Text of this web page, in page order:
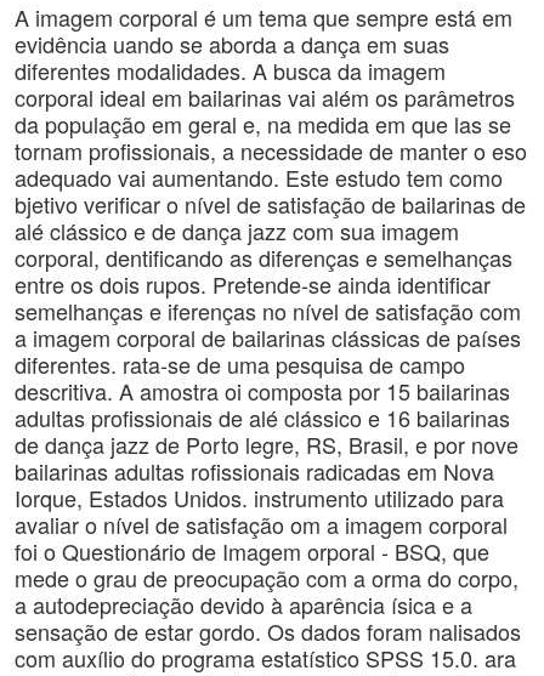
A imagem corporal é um tema que sempre está em
evidência uando se aborda a dança em suas
diferentes modalidades. A busca da imagem
corporal ideal em bailarinas vai além os parâmetros
da população em geral e, na medida em que las se
tornam profissionais, a necessidade de manter o eso
adequado vai aumentando. Este estudo tem como
bjetivo verificar o nível de satisfação de bailarinas de
alé clássico e de dança jazz com sua imagem
corporal, dentificando as diferenças e semelhanças
entre os dois rupos. Pretende-se ainda identificar
semelhanças e iferenças no nível de satisfação com
a imagem corporal de bailarinas clássicas de países
diferentes. rata-se de uma pesquisa de campo
descritiva. A amostra oi composta por 15 bailarinas
adultas profissionais de alé clássico e 16 bailarinas
de dança jazz de Porto legre, RS, Brasil, e por nove
bailarinas adultas rofissionais radicadas em Nova
Iorque, Estados Unidos. instrumento utilizado para
avaliar o nível de satisfação om a imagem corporal
foi o Questionário de Imagem orporal - BSQ, que
mede o grau de preocupação com a orma do corpo,
a autodepreciação devido à aparência ísica e a
sensação de estar gordo. Os dados foram nalisados
com auxílio do programa estatístico SPSS 15.0. ara